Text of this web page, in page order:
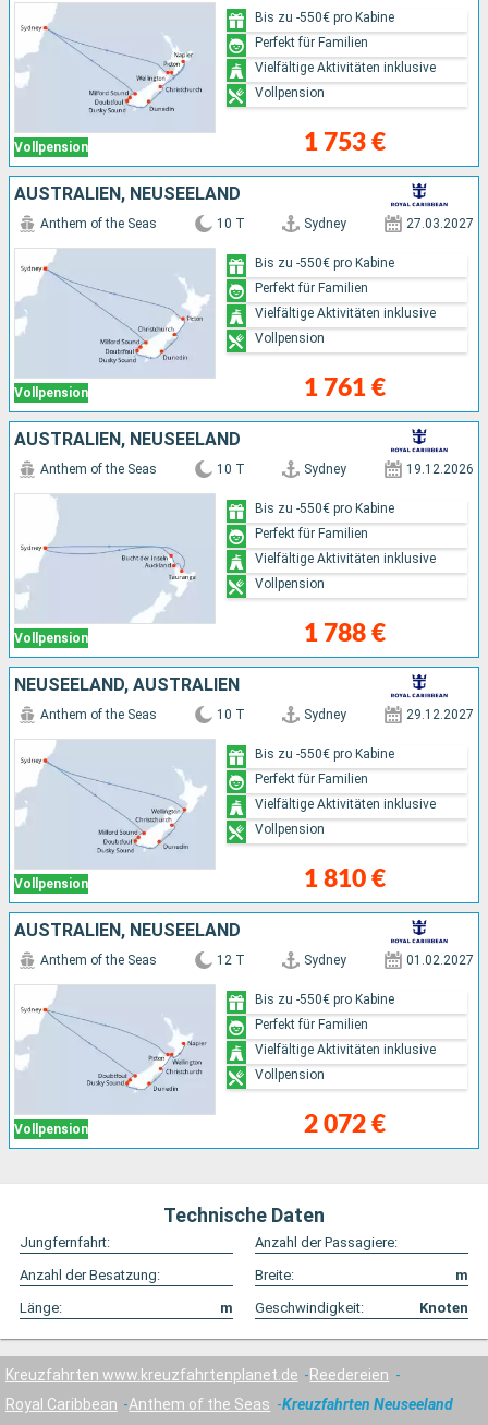
Vollpension 1 753 €
Bis zu -550€ pro Kabine
Perfekt für Familien
Vielfältige Aktivitäten inklusive
Vollpension
AUSTRALIEN, NEUSEELAND
Vollpension
Anthem of the Seas 10 T Sydney 27.03.2027
1 761 €
Bis zu -550€ pro Kabine
Perfekt für Familien
Vielfältige Aktivitäten inklusive
Vollpension
AUSTRALIEN, NEUSEELAND
Vollpension
Anthem of the Seas 10 T Sydney 19.12.2026
1 788 €
Bis zu -550€ pro Kabine
Perfekt für Familien
Vielfältige Aktivitäten inklusive
Vollpension
NEUSEELAND, AUSTRALIEN
Vollpension
Anthem of the Seas 10 T Sydney 29.12.2027
1 810 €
Bis zu -550€ pro Kabine
Perfekt für Familien
Vielfältige Aktivitäten inklusive
Vollpension
AUSTRALIEN, NEUSEELAND
Vollpension
Anthem of the Seas 12 T Sydney 01.02.2027
2 072 €
Bis zu -550€ pro Kabine
Perfekt für Familien
Vielfältige Aktivitäten inklusive
Vollpension
Technische Daten
Jungfernfahrt:
Anzahl der Passagiere:
Anzahl der Besatzung:
Breite:
m
Länge:
m Geschwindigkeit: Knoten
Kreuzfahrten www.kreuzfahrtenplanet.de
Reedereien
Royal Caribbean
Anthem of the Seas Kreuzfahrten Neuseeland